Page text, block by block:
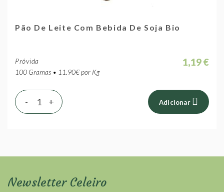
Pão De Leite Com Bebida De Soja Bio
Próvida
100 Gramas • 11.90€ por Kg
1,19 €
+
- Adicionar
Newsletter Celeiro